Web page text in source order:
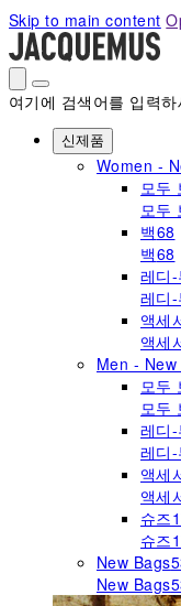
Please
note:
This
website
includes
accessibility
Skip to main content
여기에 검색어를 입력
신제품
Women -
모두
모두
백68
백68
레디
레디
액세
액세
Men - New
모두
모두
레디
레디
액세
액세
슈즈
슈즈
New Bags
New Bags